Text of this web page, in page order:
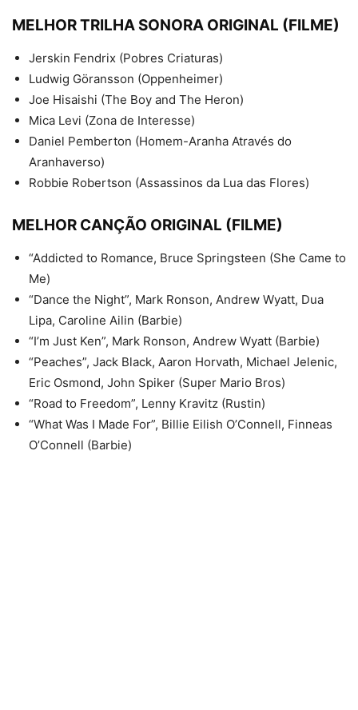
MELHOR TRILHA SONORA ORIGINAL (FILME)
Jerskin Fendrix (Pobres Criaturas)
Ludwig Göransson (Oppenheimer)
Joe Hisaishi (The Boy and The Heron)
Mica Levi (Zona de Interesse)
Daniel Pemberton (Homem-Aranha Através do
Aranhaverso)
Robbie Robertson (Assassinos da Lua das Flores)
MELHOR CANÇÃO ORIGINAL (FILME)
“Addicted to Romance, Bruce Springsteen (She Came to
Me)
“Dance the Night”, Mark Ronson, Andrew Wyatt, Dua
Lipa, Caroline Ailin (Barbie)
“I’m Just Ken”, Mark Ronson, Andrew Wyatt (Barbie)
“Peaches”, Jack Black, Aaron Horvath, Michael Jelenic,
Eric Osmond, John Spiker (Super Mario Bros)
“Road to Freedom”, Lenny Kravitz (Rustin)
“What Was I Made For”, Billie Eilish O’Connell, Finneas
O’Connell (Barbie)